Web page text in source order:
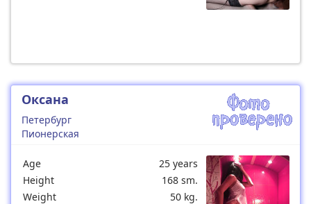
Оксана
Петербург
Пионерская
Age
25 years
Height
168 sm.
Weight
50 kg.